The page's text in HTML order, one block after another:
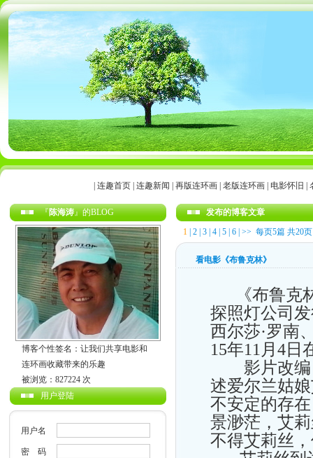
连趣首页| 连趣新闻 再版连环画| 老版连环画| 电影怀旧
『陈海涛』的BLOG
博客个性签名：让我们共享电影和
连环画收藏带来的乐趣
被浏览：827224 次
用户登陆
用户名
密 码
发布的博客文章
1| 2| 3| 4| 5| 6| >> 每页5篇 共20页
看电影《布鲁克林》
《布鲁克林
探照灯公司
西尔莎·罗南
15年11月4日
影片改编自
述爱尔兰姑
不安定的存
景渺茫，艾
不得艾莉丝